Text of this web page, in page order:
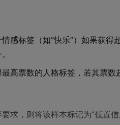
情感标签（如“快乐”）如果获
最高票数的人格标签，若其票
求，则将该样本标记为“低置